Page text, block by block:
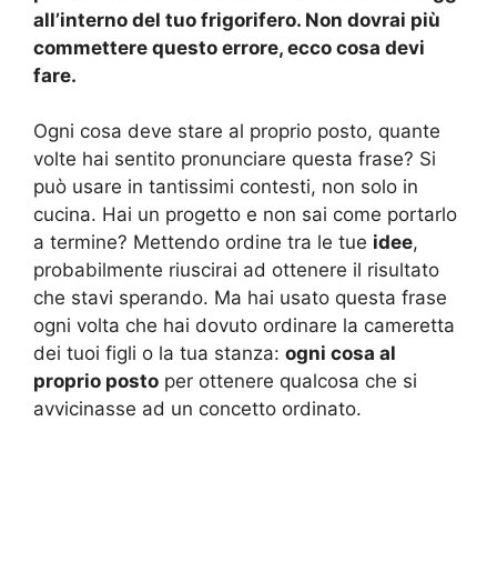
all’interno del tuo frigorifero. Non dovrai più
commettere questo errore, ecco cosa devi
fare.
Ogni cosa deve stare al proprio posto, quante
volte hai sentito pronunciare questa frase? Si
può usare in tantissimi contesti, non solo in
cucina. Hai un progetto e non sai come portarlo
a termine? Mettendo ordine tra le tue idee,
probabilmente riuscirai ad ottenere il risultato
che stavi sperando. Ma hai usato questa frase
ogni volta che hai dovuto ordinare la cameretta
dei tuoi figli o la tua stanza: ogni cosa al
proprio posto per ottenere qualcosa che si
avvicinasse ad un concetto ordinato.